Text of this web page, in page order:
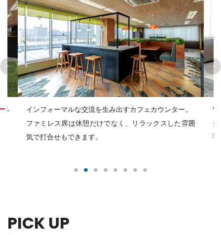
生み出すカフェカウンター。
でなく、リラックスした雰囲
ＷＥＢ会議や１ｏｎ１ミーティ
グブース。
手前に配置したグリーンが圧迫
PICK UP